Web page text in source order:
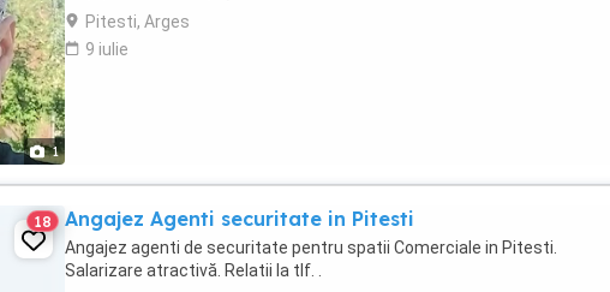
1
Pitesti, Arges
9 iulie
18 Angajez Agenti securitate in Pitesti
Angajez agenti de securitate pentru spatii Comerciale in Pitesti.
Salarizare atractivă. Relatii la tlf. .